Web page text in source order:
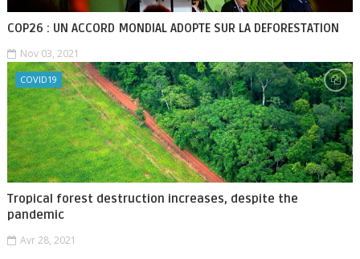
COP26 : UN ACCORD MONDIAL ADOPTE SUR LA DEFORESTATION
Nov 03, 2021
COVID19
Tropical forest destruction increases, despite the
pandemic
Avr 28, 2021